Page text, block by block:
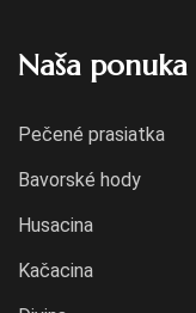
Naša ponuka
Pečené prasiatka
Bavorské hody
Husacina
Kačacina